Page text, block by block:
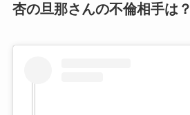
杏の旦那さんの不倫相手は？